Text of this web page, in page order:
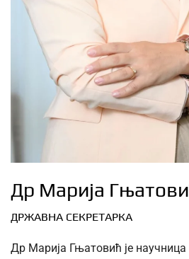
Др Марија
ДРЖАВНА СЕКРЕТАРКА
Др Марија Гњатовић је